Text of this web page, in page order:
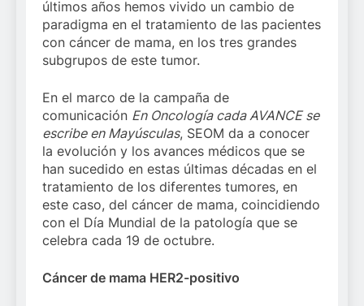
últimos años hemos vivido un cambio de
paradigma en el tratamiento de las pacientes
con cáncer de mama, en los tres grandes
subgrupos de este tumor.
En el marco de la campaña de
comunicación En Oncología cada AVANCE se
escribe en Mayúsculas, SEOM da a conocer
la evolución y los avances médicos que se
han sucedido en estas últimas décadas en el
tratamiento de los diferentes tumores, en
este caso, del cáncer de mama, coincidiendo
con el Día Mundial de la patología que se
celebra cada 19 de octubre.
Cáncer de mama HER2-positivo